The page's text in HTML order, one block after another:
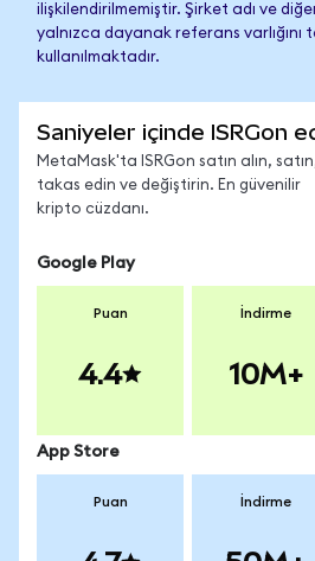
ilişkilendirilmemiştir. Şirket adı ve
yalnızca dayanak referans varlığını
kullanılmaktadır.
Saniyeler içinde ISRGon
MetaMask'ta ISRGon satın alın,
takas edin ve değiştirin. En güvenilir
kripto cüzdanı.
Google Play
Puan
4.4
İndirme
10M+
App Store
Puan İndirme